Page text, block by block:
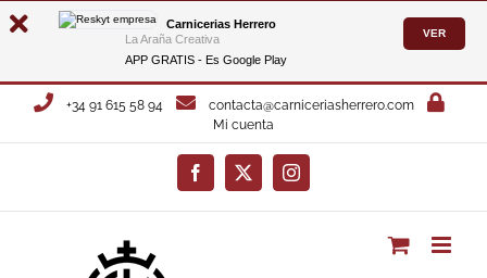
Carnicerias Herrero
La Araña Creativa
APP GRATIS - Es Google Play
VER
Saltar
+34 91 615 58 94
contacta@carniceriasherrero.com
Mi cuenta
Facebook
X Instagram